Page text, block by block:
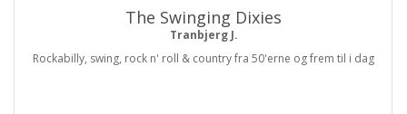
The Swinging Dixies
Tranbjerg J.
Rockabilly, swing, rock n' roll & country fra 50'erne og frem til i dag